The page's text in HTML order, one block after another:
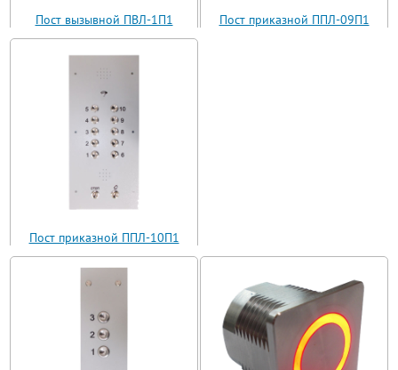
Пост вызывной ПВЛ-1П1
(ВП11-1)
Пост приказной ППЛ-09П1
Пост приказной ППЛ-10П1
(ППЛ11-10)